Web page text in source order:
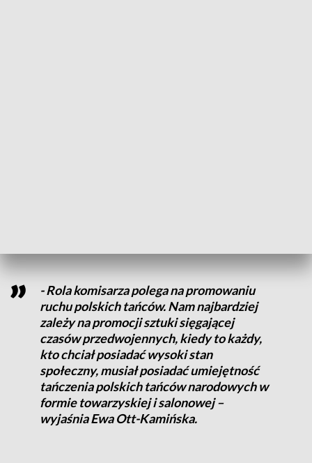
- Rola komisarza polega na promowaniu
ruchu polskich tańców. Nam najbardziej
zależy na promocji sztuki sięgającej
czasów przedwojennych, kiedy to każdy,
kto chciał posiadać wysoki stan
społeczny, musiał posiadać umiejętność
tańczenia polskich tańców narodowych w
formie towarzyskiej i salonowej –
wyjaśnia Ewa Ott-Kamińska.